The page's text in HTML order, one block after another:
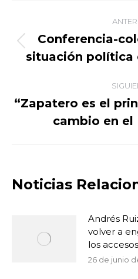
Navegación
entre
Conferencia-
situación política
“Zapatero es el
cambio en el
Noticias
Andrés
volver a
los
26 de junio